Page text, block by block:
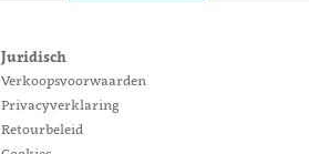
Juridisch
Verkoopsvoorwaarden
Privacyverklaring
Retourbeleid